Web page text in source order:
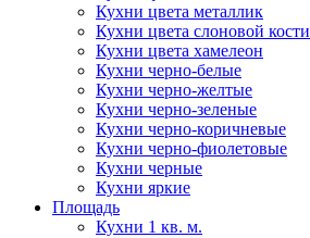
Кухни цвета металлик
Кухни цвета слоновой кости
Кухни цвета хамелеон
Кухни черно-белые
Кухни черно-желтые
Кухни черно-зеленые
Кухни черно-коричневые
Кухни черно-фиолетовые
Кухни черные
Кухни яркие
Площадь
Кухни 1 кв. м.